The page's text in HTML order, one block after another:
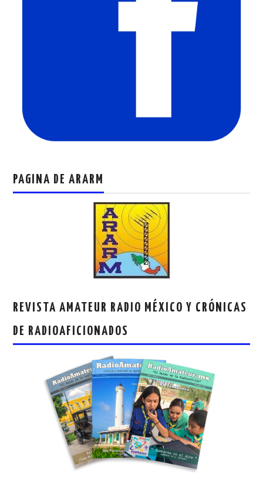
PAGINA DE ARARM
REVISTA AMATEUR RADIO MÉXICO Y CRÓNICAS
DE RADIOAFICIONADOS